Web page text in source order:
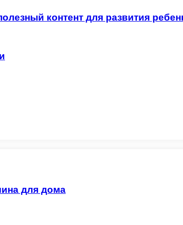
контент для развития
для дома